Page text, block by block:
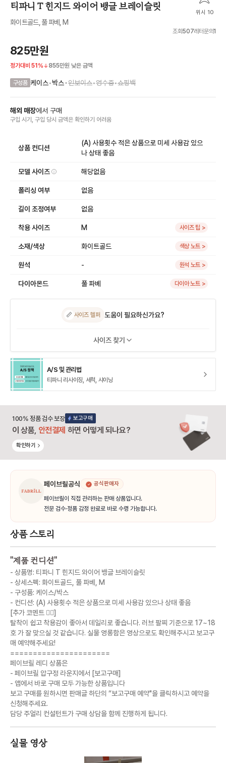
티파니 T 힌지드 와이어 뱅글 브레이슬릿 위시 10
화이트골드, 풀 파베, M
조회507레터문의1
825만원
정가대비 51 % 855만원 낮은 금액
구성품 케이스•박스•인보이스•영수증•쇼핑백
해외 매장에서 구매
구입 시기, 구입 당시 금액은 확인하기 어려움
상품 컨디션
(A) 사용횟수 적은 상품으로 미세 사용감 있으
나 상태 좋음
모델 사이즈 해당없음
폴리싱 여부 없음
길이 조정여부 없음
착용 사이즈 M 사이즈 팁 >
소재/색상 화이트골드 색상 노트 >
원석 - 원석 노트 >
다이아몬드 풀 파베 다이아 노트 >
📏 사이즈 헬퍼 도움이 필요하신가요?
사이즈 찾기
A/S 및 관리법
티파니 리사이징, 세척, 샤이닝
100% 정품 검수 보장 보고구매
이 상품, 안전결제 하면 어떻게 되나요?
확인하기
페이브릴공식 공식판매자
페이브릴이 직접 관리하는 판매 상품입니다.
전문 검수·정품 감정 완료로 바로 수령 가능합니다.
상품 스토리
"제품 컨디션"
- 상품명: 티파니 T 힌지드 와이어 뱅글 브레이슬릿
- 상세스펙: 화이트골드, 풀 파베, M
- 구성품: 케이스/박스
- 컨디션: (A) 사용횟수 적은 상품으로 미세 사용감 있으나 상태 좋음
[추가 코멘트 💁‍♀️]
탈착이 쉽고 착용감이 좋아서 데일리로 좋습니다. 러브 팔찌 기준으로 17~18
호 가 잘 맞으실 것 같습니다. 실물 영롱함은 영상으로도 확인해주시고 보고구
매 예약해주세요!
======================
페이브릴 레디 상품은
- 페이브릴 압구정 라운지에서 [보고구매]
- 앱에서 바로 구매 모두 가능한 상품입니다
보고 구매를 원하시면 판매글 하단의 “보고구매 예약"을 클릭하시고 예약을
신청해주세요.
담당 주얼리 컨설턴트가 구매 상담을 함께 진행하게 됩니다.
실물 영상